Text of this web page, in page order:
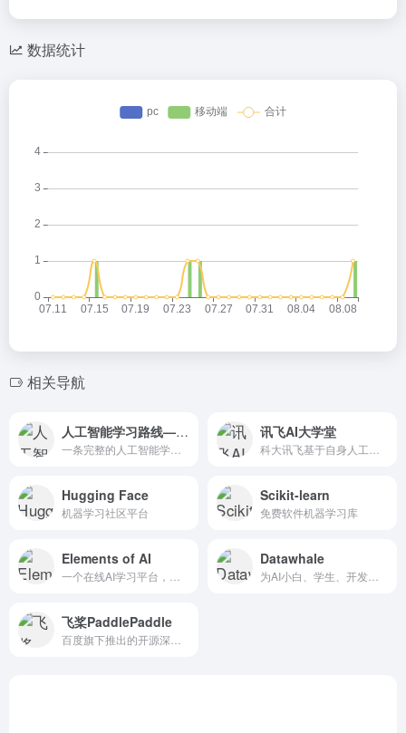
数据统计
相关导航
人工智能学习路线—阿里云 讯飞AI大学堂
Hugging Face
机器学习社区平台
Scikit-learn
免费软件机器学习库
Elements of AI Datawhale
飞桨PaddlePaddle